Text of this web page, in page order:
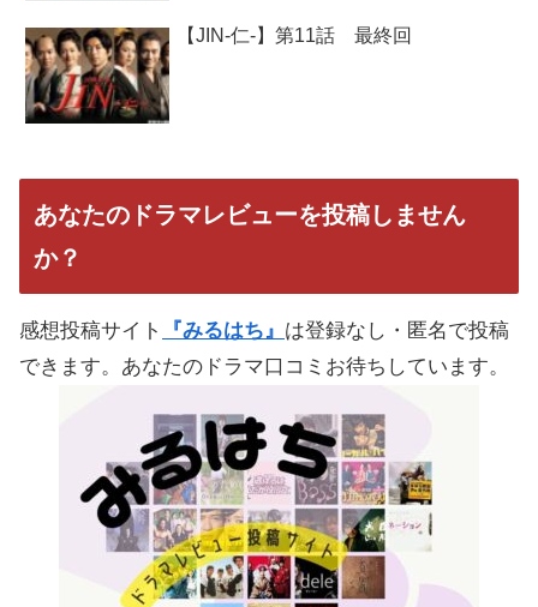
【JIN-仁-】第11話 最終回
あなたのドラマレビューを投稿しません
か？
感想投稿サイト 『みるはち』 は登録なし・匿名で投稿
できます。あなたのドラマ口コミお待ちしています。